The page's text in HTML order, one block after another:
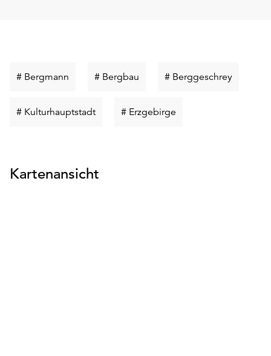
# Bergmann Schlüsselwort
# Bergbau Schlüsselwort
# Berggeschrey
# KulturhauptstadtSchlüsselwort
# Erzgebirge
Kartenansicht